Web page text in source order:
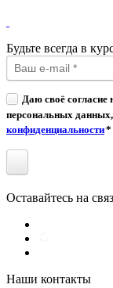
Будьте всегда в
Даю своё согласие
персональных данных,
конфиденциальности*
Оставайтесь на
Наши контакты